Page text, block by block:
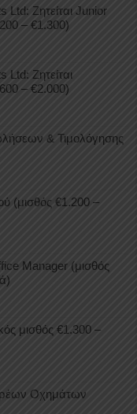
Ζητείται Junior
– €1.300)
Ζητείται
– €2.000)
& Τιμολόγησης
(μισθός €1.200 –
Manager (μισθός
μισθός €1.300 –
Οχημάτων